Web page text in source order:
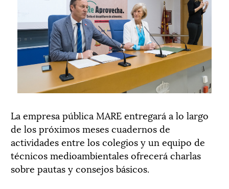
La empresa pública MARE entregará a lo largo
de los próximos meses cuadernos de
actividades entre los colegios y un equipo de
técnicos medioambientales ofrecerá charlas
sobre pautas y consejos básicos.